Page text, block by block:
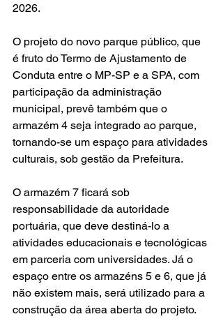
2026.
O projeto do novo parque público, que
é fruto do Termo de Ajustamento de
Conduta entre o MP-SP e a SPA, com
participação da administração
municipal, prevê também que o
armazém 4 seja integrado ao parque,
tornando-se um espaço para atividades
culturais, sob gestão da Prefeitura.
O armazém 7 ficará sob
responsabilidade da autoridade
portuária, que deve destiná-lo a
atividades educacionais e tecnológicas
em parceria com universidades. Já o
espaço entre os armazéns 5 e 6, que já
não existem mais, será utilizado para a
construção da área aberta do projeto.